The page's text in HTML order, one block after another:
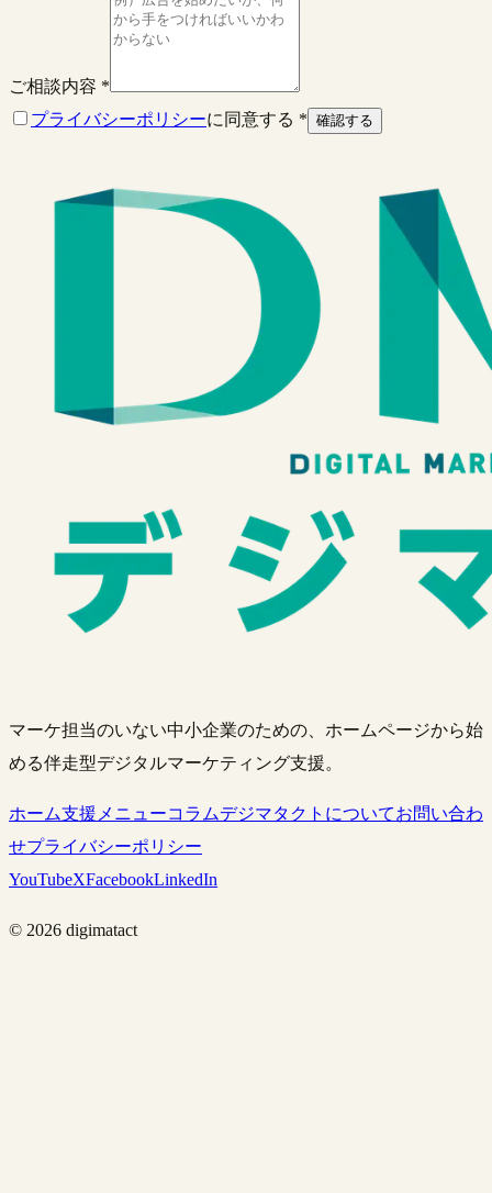
ご相談内容 *
プライバシーポリシーに同意する * 確認する
マーケ担当のいない中小企業のための、ホームページから始
める伴走型デジタルマーケティング支援。
ホーム支援メニューコラムデジマタクトについてお問い合わ
せプライバシーポリシー
YouTubeXFacebookLinkedIn
© 2026 digimatact